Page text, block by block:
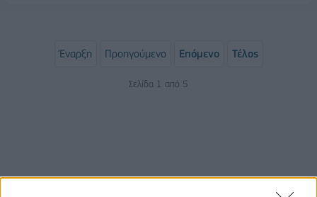
Έναρξη Προηγούμενο Επόμενο Τέλος
Σελίδα 1 από 5